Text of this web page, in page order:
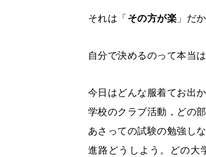
それは「 その方が楽 」だ
自分で決めるのって本当
今日はどんな服着てお出か
学校のクラブ活動，どの
あさっての試験の勉強し
進路どうしよう。どの大